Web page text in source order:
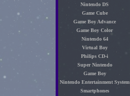
Nintendo DS
Game Cube
Game Boy Advance
Game Boy Color
Nintendo 64
Virtual Boy
Philips CD-i
Super Nintendo
Game Boy
Nintendo Entertainment System
Smartphones